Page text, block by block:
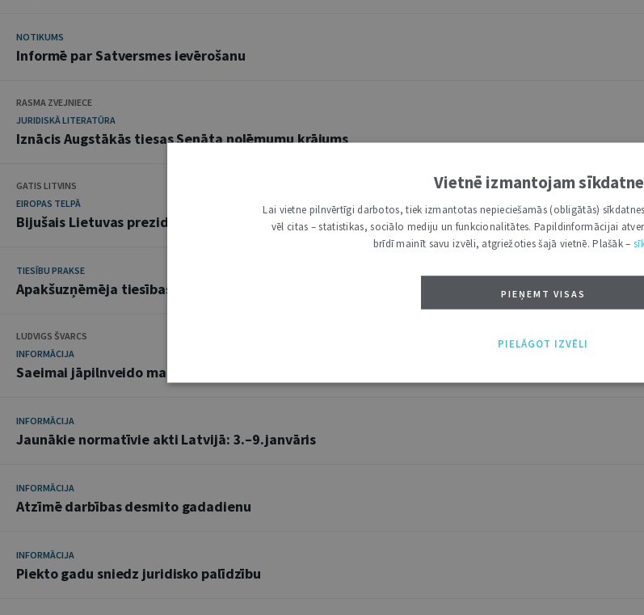
NOTIKUMS
Informē par Satversmes ievērošanu
RASMA ZVEJNIECE
JURIDISKĀ LITERATŪRA
Iznācis Augstākās tiesas Senāta nolēmumu krājums
GATIS LITVINS
EIROPAS TELPĀ
Bijušais Lietuvas prezidents Rolands Pakss uzvar Lietuvu
TIESĪBU PRAKSE
Apakšuzņēmēja tiesības vērsties tiesā par iepirkuma līguma noteikumu grozīšanu
LUDVIGS ŠVARCS
INFORMĀCIJA
Saeimai jāpilnveido mantas konfiskācijas regulējums
INFORMĀCIJA
Jaunākie normatīvie akti Latvijā: 3.–9.janvāris
INFORMĀCIJA
Atzīmē darbības desmito gadadienu
INFORMĀCIJA
Piekto gadu sniedz juridisko palīdzību
Vietnē izmantojam
Lai vietne pilnvērtīgi darbotos, tiek izmantotas nepieciešamās (obligātās)
vēl citas – statistikas, sociālo mediju un funkcionalitātes. Papildinformācijai
brīdī mainīt savu izvēli, atgriežoties šajā vietnē. Plašāk –
PIEŅEMT VISAS
PIELĀGOT IZVĒLI